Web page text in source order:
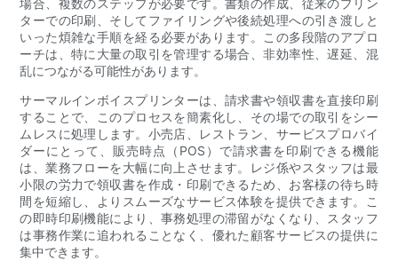
場合、複数のステップが必要です。書類の作成、従来のプリン
ターでの印刷、そしてファイリングや後続処理への引き渡しと
いった煩雑な手順を経る必要があります。この多段階のアプロ
ーチは、特に大量の取引を管理する場合、非効率性、遅延、混
乱につながる可能性があります。
サーマルインボイスプリンターは、請求書や領収書を直接印刷
することで、このプロセスを簡素化し、その場での取引をシー
ムレスに処理します。小売店、レストラン、サービスプロバイ
ダーにとって、販売時点（POS）で請求書を印刷できる機能
は、業務フローを大幅に向上させます。レジ係やスタッフは最
小限の労力で領収書を作成・印刷できるため、お客様の待ち時
間を短縮し、よりスムーズなサービス体験を提供できます。こ
の即時印刷機能により、事務処理の滞留がなくなり、スタッフ
は事務作業に追われることなく、優れた顧客サービスの提供に
集中できます。